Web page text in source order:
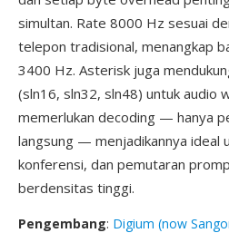
simultan. Rate 8000 Hz sesuai
telepon tradisional, menangkap
3400 Hz. Asterisk juga
(sln16, sln32, sln48) untuk audio
memerlukan decoding — hanya
langsung — menjadikannya ideal
konferensi, dan pemutaran
berdensitas tinggi.
Pengembang: Digium (now